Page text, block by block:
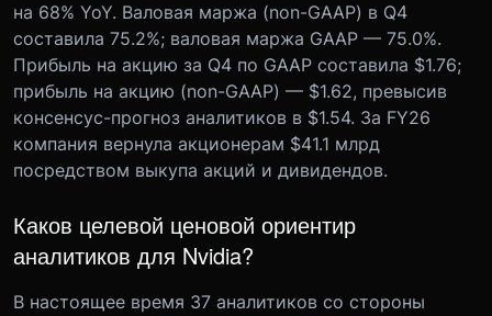
на 68% YoY. Валовая маржа (non-GAAP) в Q4
составила 75.2%; валовая маржа GAAP — 75.0%.
Прибыль на акцию за Q4 по GAAP составила $1.76;
прибыль на акцию (non-GAAP) — $1.62, превысив
консенсус-прогноз аналитиков в $1.54. За FY26
компания вернула акционерам $41.1 млрд
посредством выкупа акций и дивидендов.
Каков целевой ценовой ориентир
аналитиков для Nvidia?
В настоящее время 37 аналитиков со стороны